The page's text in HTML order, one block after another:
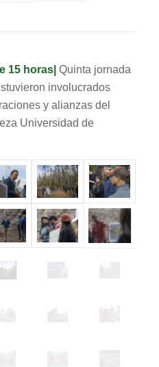
15 horas| Quinta jornada
involucrados
y alianzas del
Universidad de